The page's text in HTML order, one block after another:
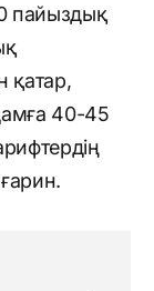
пайыздық
қатар,
40-45